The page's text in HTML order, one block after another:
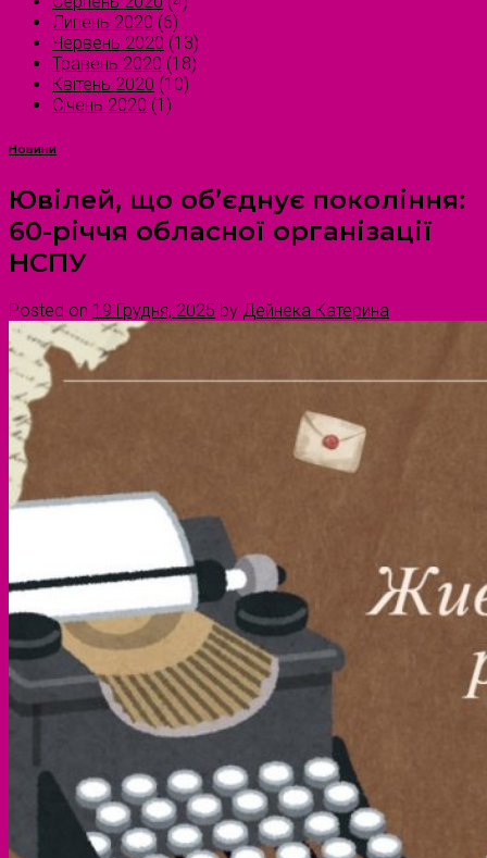
Липень 2020 (6)
Червень 2020 (13)
Травень 2020 (18)
Квітень 2020 (10)
Січень 2020 (1)
Новини
Ювілей, що об’єднує покоління:
60-річчя обласної організації
НСПУ
Posted on 19 Грудня, 2025 by Дейнека Катерина